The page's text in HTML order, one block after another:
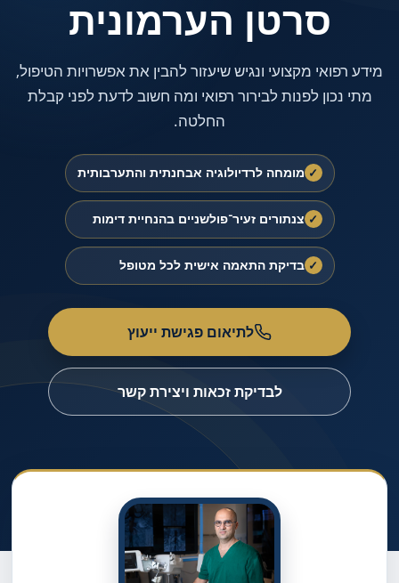
סרטן הערמונית
מידע רפואי מקצועי ונגיש שיעזור להבין את אפשרויות הטיפול,
מתי נכון לפנות לבירור רפואי ומה חשוב לדעת לפני קבלת
החלטה.
✓ מומחה לרדיולוגיה אבחנתית והתערבותית
✓ צנתורים זעיר־פולשניים בהנחיית דימות
✓ בדיקת התאמה אישית לכל מטופל
לתיאום פגישת ייעוץ
לבדיקת זכאות ויצירת קשר